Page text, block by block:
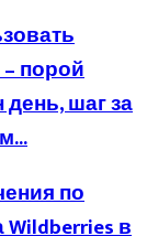
порой
шаг за
по
в